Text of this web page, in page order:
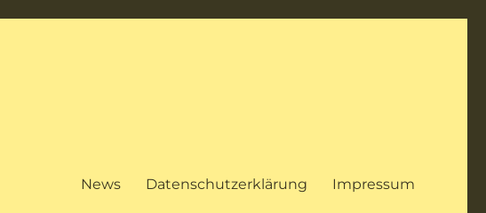
News Datenschutzerklärung Impressum